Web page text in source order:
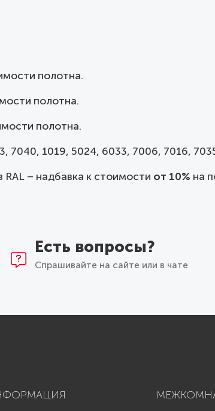
полотна.
полотна.
полотна.
7040, 1019, 5024, 6033, 7006, 7016,
– надбавка к стоимости от 10% на
Есть вопросы?
Спрашивайте на сайте или в чате